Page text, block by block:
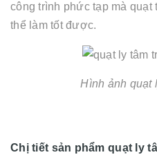
công trình phức tạp mà
thể làm tốt được.
Hình ảnh quạt
Chị tiết sản phẩm quạt ly